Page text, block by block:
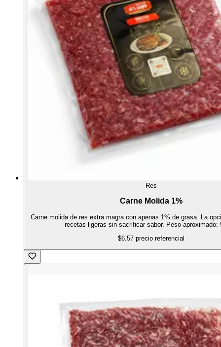
Res
Carne Molida 1%
Carne molida de res extra magra con apenas 1% de grasa. La
recetas ligeras sin sacrificar sabor. Peso aproximado:
$6.57 precio referencial